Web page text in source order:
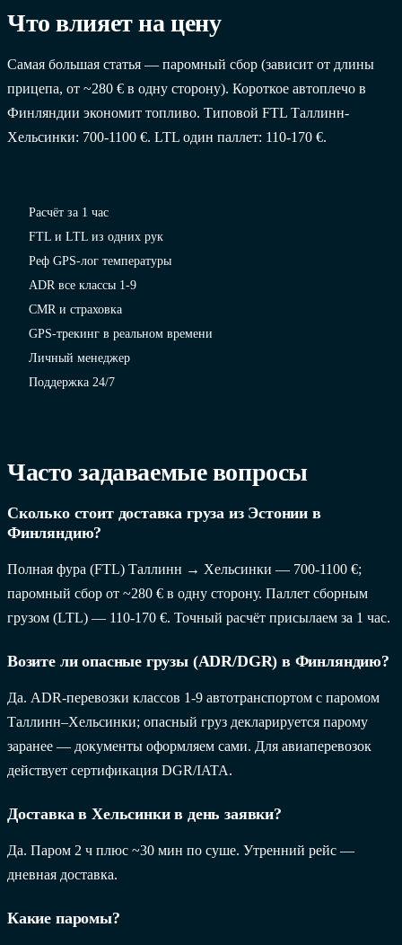
Что влияет на цену
Самая большая статья — паромный сбор (зависит от длины
прицепа, от ~280 € в одну сторону). Короткое автоплечо в
Финляндии экономит топливо. Типовой FTL Таллинн-
Хельсинки: 700-1100 €. LTL один паллет: 110-170 €.
Расчёт за 1 час
FTL и LTL из одних рук
Реф GPS-лог температуры
ADR все классы 1-9
CMR и страховка
GPS-трекинг в реальном времени
Личный менеджер
Поддержка 24/7
Часто задаваемые вопросы
Сколько стоит доставка груза из Эстонии в
Финляндию?
Полная фура (FTL) Таллинн → Хельсинки — 700-1100 €;
паромный сбор от ~280 € в одну сторону. Паллет сборным
грузом (LTL) — 110-170 €. Точный расчёт присылаем за 1 час.
Возите ли опасные грузы (ADR/DGR) в Финляндию?
Да. ADR-перевозки классов 1-9 автотранспортом с паромом
Таллинн–Хельсинки; опасный груз декларируется парому
заранее — документы оформляем сами. Для авиаперевозок
действует сертификация DGR/IATA.
Доставка в Хельсинки в день заявки?
Да. Паром 2 ч плюс ~30 мин по суше. Утренний рейс —
дневная доставка.
Какие паромы?